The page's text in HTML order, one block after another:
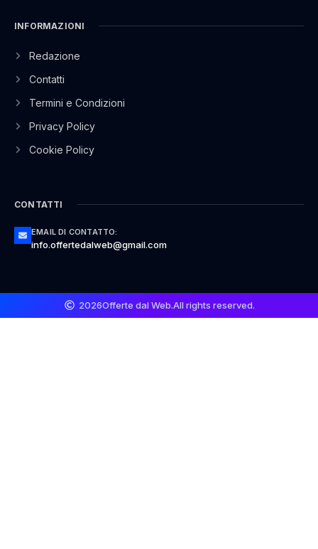
INFORMAZIONI
Redazione
Contatti
Termini e Condizioni
Privacy Policy
Cookie Policy
CONTATTI
EMAIL DI CONTATTO:
info.offertedalweb@gmail.com
2026Offerte dal Web.All rights reserved.